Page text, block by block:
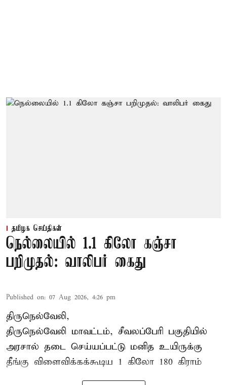
தமிழக செய்திகள்
நெல்லையில் 1.1 கிலோ கஞ்சா
பறிமுதல்: வாலிபர் கைது
Published on: 07 Aug 2026, 4:26 pm
திருநெல்வேலி,
திருநெல்வேலி மாவட்டம், சீவலப்பேரி பகுதியில்
அரசால் தடை செய்யப்பட்டு மனித உயிருக்கு
தீங்கு விளைவிக்கக்கூடிய 1 கிலோ 180 கிராம்